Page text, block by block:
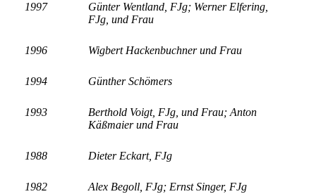
1997 Günter Wentland, FJg; Werner Elfering,
FJg, und Frau
1996 Wigbert Hackenbuchner und Frau
1994 Günther Schömers
1993 Berthold Voigt, FJg, und Frau; Anton
Käßmaier und Frau
1988 Dieter Eckart, FJg
1982 Alex Begoll, FJg; Ernst Singer, FJg